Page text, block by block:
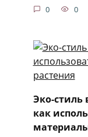
0 0
Эко-
как